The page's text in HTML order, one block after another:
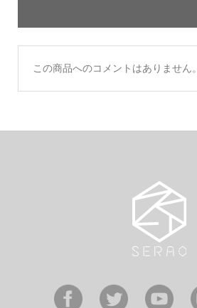
この商品へのコメントはありません。